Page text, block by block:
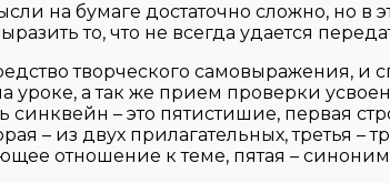
на бумаге достаточно сложно, но в
то, что не всегда удается
творческого самовыражения, и
уроке, а так же прием проверки
– это пятистишие, первая
– из двух прилагательных, третья –
отношение к теме, пятая –